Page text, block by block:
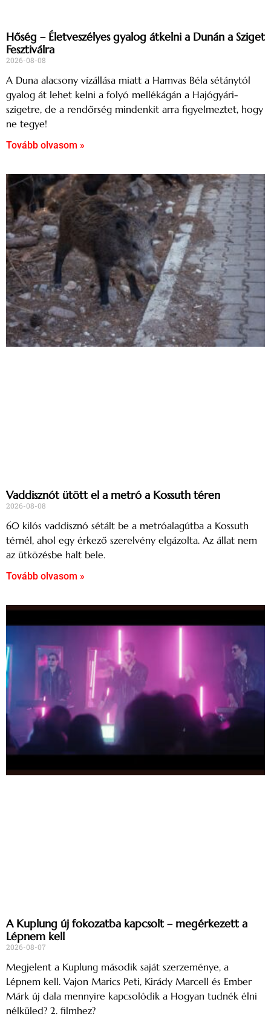
Hőség – Életveszélyes gyalog átkelni a Dunán a Sziget
Fesztiválra
2026-08-08
A Duna alacsony vízállása miatt a Hamvas Béla sétánytól
gyalog át lehet kelni a folyó mellékágán a Hajógyári-
szigetre, de a rendőrség mindenkit arra figyelmeztet, hogy
ne tegye!
Tovább olvasom »
Vaddisznót ütött el a metró a Kossuth téren
2026-08-08
60 kilós vaddisznó sétált be a metróalagútba a Kossuth
térnél, ahol egy érkező szerelvény elgázolta. Az állat nem
az ütközésbe halt bele.
Tovább olvasom »
A Kuplung új fokozatba kapcsolt – megérkezett a
Lépnem kell
2026-08-07
Megjelent a Kuplung második saját szerzeménye, a
Lépnem kell. Vajon Marics Peti, Kirády Marcell és Ember
Márk új dala mennyire kapcsolódik a Hogyan tudnék élni
nélküled? 2. filmhez?